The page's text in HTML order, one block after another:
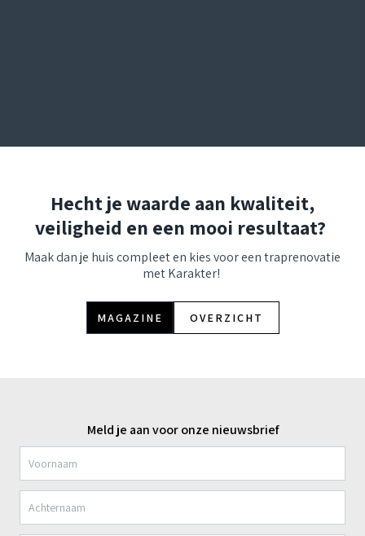
Hecht je waarde aan kwaliteit,
veiligheid en een mooi resultaat?
Maak dan je huis compleet en kies voor een traprenovatie
met Karakter!
MAGAZINE OVERZICHT
Meld je aan voor onze nieuwsbrief